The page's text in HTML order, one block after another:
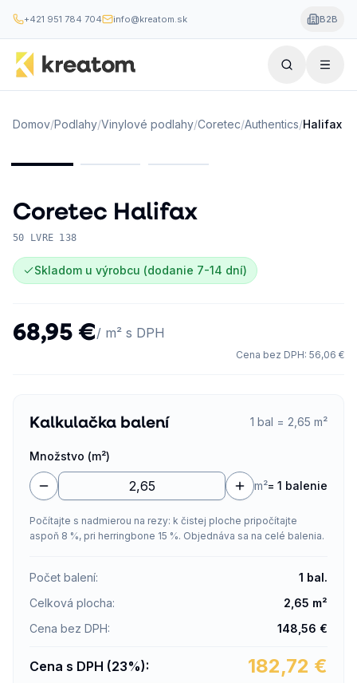
+421 951 784 704 info@kreatom.sk B2B
Domov/Podlahy/Vinylové podlahy/Coretec/Authentics/Halifax
Coretec Halifax
50 LVRE 138
Skladom u výrobcu (dodanie 7-14 dní)
68,95 €/ m² s DPH
Cena bez DPH: 56,06 €
Kalkulačka balení 1 bal = 2,65 m²
Množstvo (m²)
m²= 1 balenie
Počítajte s nadmierou na rezy: k čistej ploche pripočítajte
aspoň 8 %, pri herringbone 15 %. Objednáva sa na celé balenia.
Počet balení: 1 bal.
Celková plocha: 2,65 m²
Cena bez DPH: 148,56 €
Cena s DPH (23%): 182,72 €